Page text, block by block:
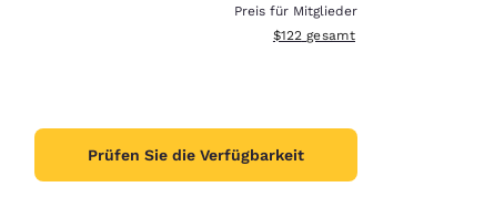
Preis für Mitglieder
Geschätzte Gesamtdetails
$122 gesamt
Prüfen Sie die Verfügbarkeit